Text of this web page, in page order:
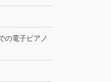
の電子ピアノ